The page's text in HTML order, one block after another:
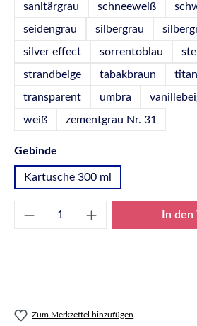
sanitärgrau
schneeweiß
seidengrau
silbergrau
silver effect
sorrentoblau
strandbeige
tabakbraun
transparent
umbra
weiß
zementgrau Nr. 31
Gebinde
Kartusche 300 ml
Produkt Anzahl: Gib den
In
Zum Merkzettel hinzufügen